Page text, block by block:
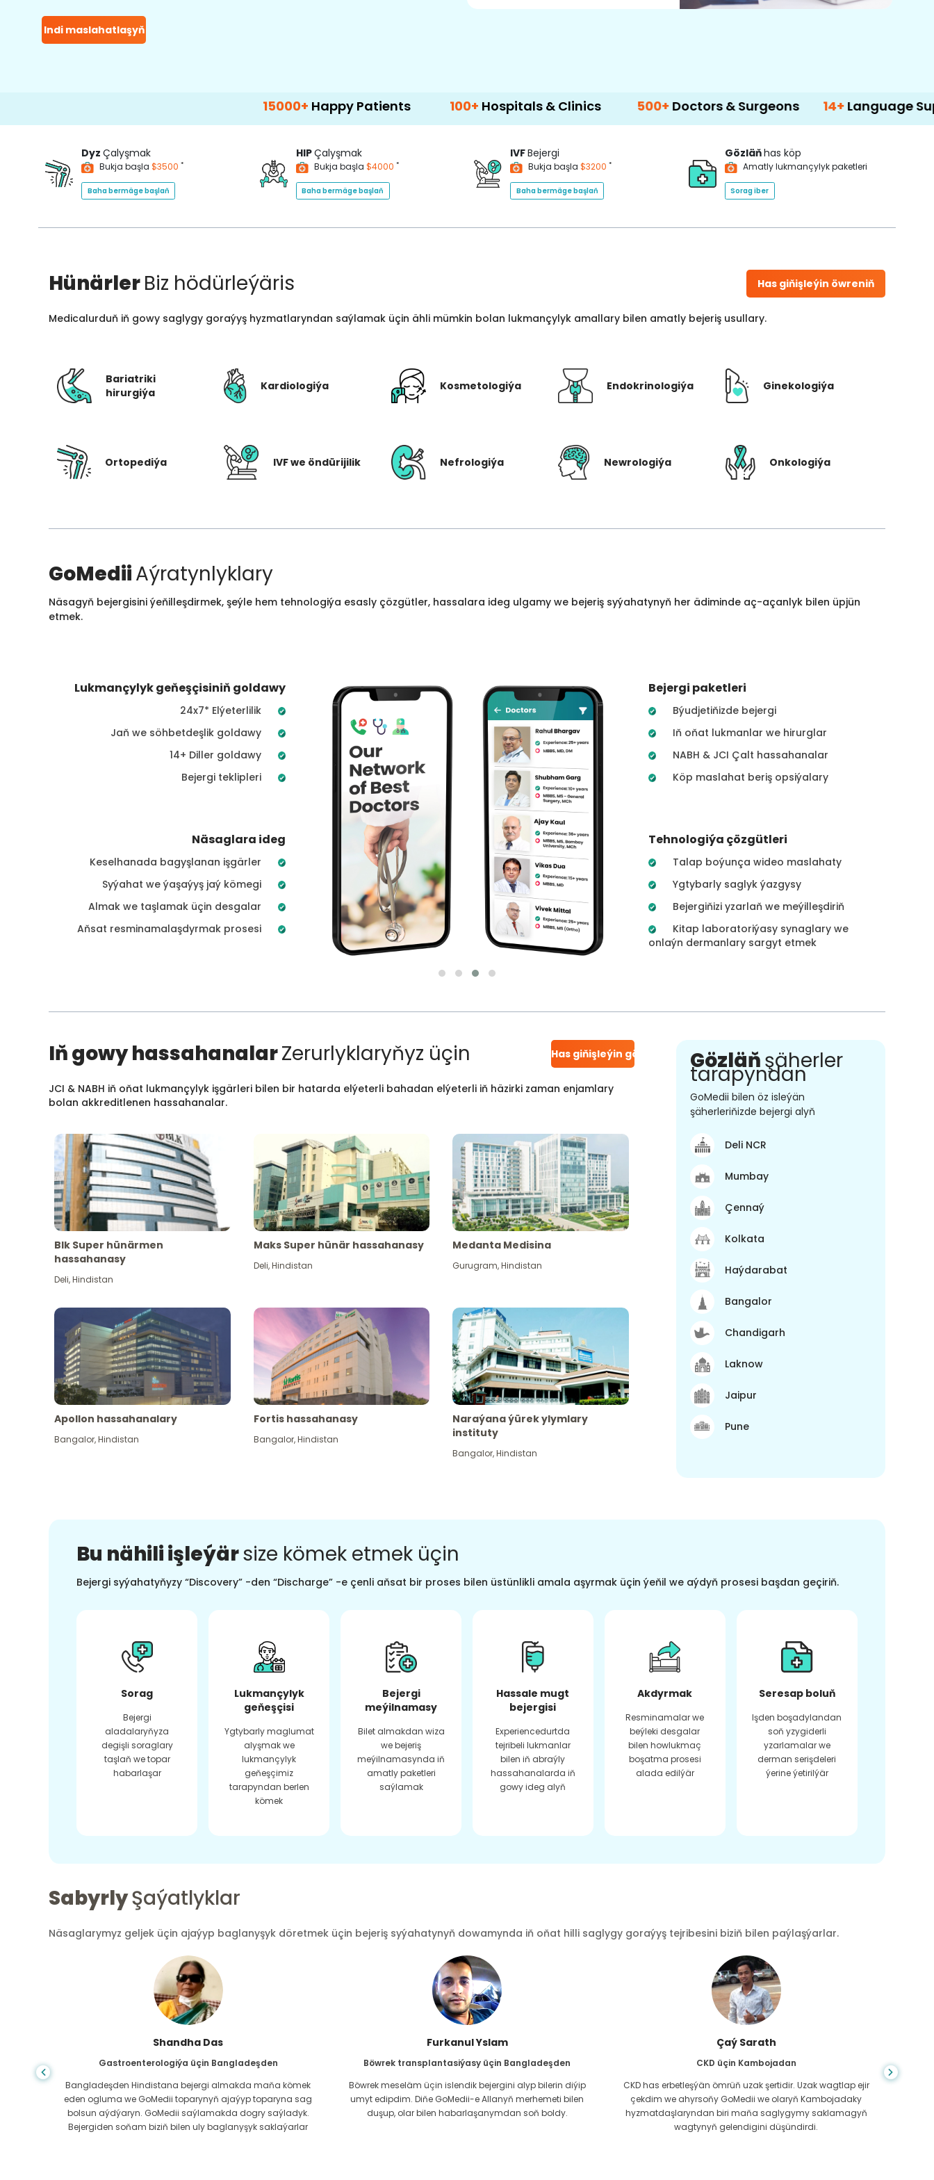
Indi maslahatlaşyň
Happy Patients 100+ Hospitals & Clinics 500+ Doctors & Surgeons 14+Language Support
Dyz Çalyşmak
Bukja başla $3500 *
Baha bermäge başlaň
HIPÇalyşmak
Bukja başla $4000 *
Baha bermäge başlaň
IVFBejergi
Bukja başla $3200 *
Baha bermäge başlaň
Gözläňhas köp
Amatly lukmançylyk paketleri
Sorag iber
HünärlerBiz hödürleýäris Has giňişleýin öwreniň
Medicalurduň iň gowy saglygy goraýyş hyzmatlaryndan saýlamak üçin ähli mümkin bolan lukmançylyk amallary bilen amatly bejeriş usullary.
Bariatriki
hirurgiýa
Kardiologiýa Kosmetologiýa Endokrinologiýa Ginekologiýa
Ortopediýa IVF we öndürijilik Nefrologiýa Newrologiýa Onkologiýa
GoMediiAýratynlyklary
Näsagyň bejergisini ýeňilleşdirmek, şeýle hem tehnologiýa esasly çözgütler, hassalara ideg ulgamy we bejeriş syýahatynyň her ädiminde aç-açanlyk bilen üpjün
etmek.
Lukmançylyk geňeşçisiniň goldawy
24x7* Elýeterlilik
Jaň we söhbetdeşlik goldawy
14+ Diller goldawy
Bejergi teklipleri
Näsaglara ideg
Keselhanada bagyşlanan işgärler
Syýahat we ýaşaýyş jaý kömegi
Almak we taşlamak üçin desgalar
Aňsat resminamalaşdyrmak prosesi
Bejergi paketleri
Býudjetiňizde bejergi
Iň oňat lukmanlar we hirurglar
NABH & JCI Çalt hassahanalar
Köp maslahat beriş opsiýalary
Tehnologiýa çözgütleri
Talap boýunça wideo maslahaty
Ygtybarly saglyk ýazgysy
Bejergiňizi yzarlaň we meýilleşdiriň
Kitap laboratoriýasy synaglary we
onlaýn dermanlary sargyt etmek
Iň gowy hassahanalarZerurlyklaryňyz üçin Has giňişleýin gör
JCI & NABH iň oňat lukmançylyk işgärleri bilen bir hatarda elýeterli bahadan elýeterli iň häzirki zaman enjamlary
bolan akkreditlenen hassahanalar.
Blk Super hünärmen
hassahanasy
Deli,Hindistan
Maks Super hünär hassahanasy
Deli,Hindistan
Medanta Medisina
Gurugram,Hindistan
Apollon hassahanalary
Bangalor,Hindistan
Fortis hassahanasy
Bangalor,Hindistan
Naraýana ýürek ylymlary
instituty
Bangalor,Hindistan
Gözläňşäherler
tarapyndan
GoMedii bilen öz isleýän
şäherleriňizde bejergi alyň
Deli NCR
Mumbay
Çennaý
Kolkata
Haýdarabat
Bangalor
Chandigarh
Laknow
Jaipur
Pune
Bu nähili işleýärsize kömek etmek üçin
Bejergi syýahatyňyzy “Discovery” -den “Discharge” -e çenli aňsat bir proses bilen üstünlikli amala aşyrmak üçin ýeňil we aýdyň prosesi başdan geçiriň.
Sorag
Bejergi
aladalaryňyza
degişli soraglary
taşlaň we topar
habarlaşar
Lukmançylyk
geňeşçisi
Ygtybarly maglumat
alyşmak we
lukmançylyk
geňeşçimiz
tarapyndan berlen
kömek
Bejergi
meýilnamasy
Bilet almakdan wiza
we bejeriş
meýilnamasynda iň
amatly paketleri
saýlamak
Hassale mugt
bejergisi
Experiencedurtda
tejribeli lukmanlar
bilen iň abraýly
hassahanalarda iň
gowy ideg alyň
Akdyrmak
Resminamalar we
beýleki desgalar
bilen howlukmaç
boşatma prosesi
alada edilýär
Seresap boluň
Işden boşadylandan
soň yzygiderli
yzarlamalar we
derman serişdeleri
ýerine ýetirilýär
SabyrlyŞaýatlyklar
Näsaglarymyz geljek üçin ajaýyp baglanyşyk döretmek üçin bejeriş syýahatynyň dowamynda iň oňat hilli saglygy goraýyş tejribesini biziň bilen paýlaşýarlar.
Shandha Das
Gastroenterologiýa üçin Bangladeşden
Bangladeşden Hindistana bejergi almakda maňa kömek
eden ogluma we GoMedii toparynyň ajaýyp toparyna sag
bolsun aýdýaryn. GoMedii saýlamakda dogry saýladyk.
Bejergiden soňam biziň bilen uly baglanyşyk saklaýarlar
Furkanul Yslam
Böwrek transplantasiýasy üçin Bangladeşden
Böwrek meseläm üçin islendik bejergini alyp bilerin diýip
umyt edipdim. Diňe GoMedii-e Allanyň merhemeti bilen
duşup, olar bilen habarlaşanymdan soň boldy.
Çaý Sarath
CKD üçin Kambojadan
CKD has erbetleşýän ömrüň uzak şertidir. Uzak wagtlap ejir
çekdim we ahyrsoňy GoMedii we olaryň Kambojadaky
hyzmatdaşlaryndan biri maňa saglygymy saklamagyň
wagtynyň gelendigini düşündirdi.